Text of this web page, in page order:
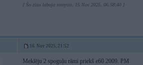
[ Šo ziņu laboja tomysss, 15 Nov 2025, 06:58:40 ]
16. Nov 2025, 21:52
Meklēju 2 spoguļu rāmi priekš e60 2009. PM